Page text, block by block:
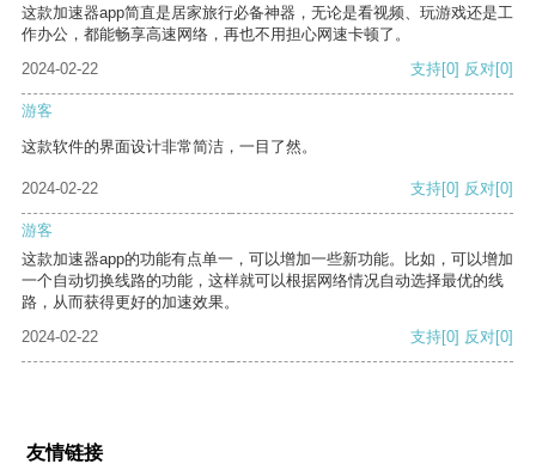
这款加速器app简直是居家旅行必备神器，无论是看视频、玩游戏还是工
作办公，都能畅享高速网络，再也不用担心网速卡顿了。
2024-02-22
支持[0] 反对[0]
游客
这款软件的界面设计非常简洁，一目了然。
2024-02-22 支持[0] 反对[0]
游客
这款加速器app的功能有点单一，可以增加一些新功能。比如，可以增加
一个自动切换线路的功能，这样就可以根据网络情况自动选择最优的线
路，从而获得更好的加速效果。
2024-02-22
支持[0] 反对[0]
友情链接